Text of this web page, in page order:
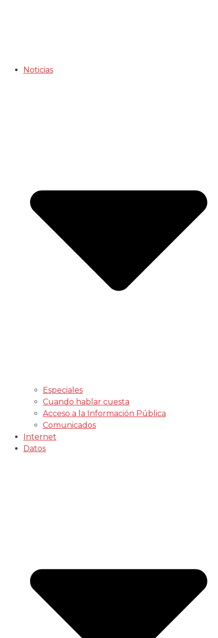
Noticias
Especiales
Cuando hablar cuesta
Acceso a la Información Pública
Comunicados
Internet
Datos